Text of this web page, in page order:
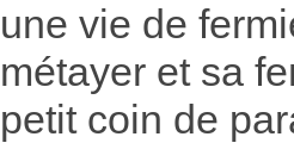
une vie de
métayer et sa
petit coin de